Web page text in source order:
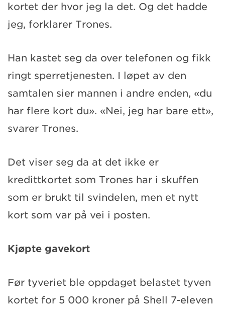
kortet der hvor jeg la det. Og det hadde
jeg, forklarer Trones.
Han kastet seg da over telefonen og fikk
ringt sperretjenesten. I løpet av den
samtalen sier mannen i andre enden, «du
har flere kort du». «Nei, jeg har bare ett»,
svarer Trones.
Det viser seg da at det ikke er
kredittkortet som Trones har i skuffen
som er brukt til svindelen, men et nytt
kort som var på vei i posten.
Kjøpte gavekort
Før tyveriet ble oppdaget belastet tyven
kortet for 5 000 kroner på Shell 7-eleven